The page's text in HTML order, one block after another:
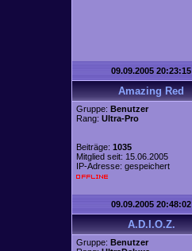
09.09.2005 20:23:15
Amazing Red
Gruppe: Benutzer
Rang: Ultra-Pro
Beiträge: 1035
Mitglied seit: 15.06.2005
IP-Adresse: gespeichert
09.09.2005 20:48:02
A.D.I.O.Z.
Gruppe: Benutzer